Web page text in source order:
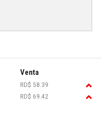
Venta
RD$ 58.39
RD$ 69.42